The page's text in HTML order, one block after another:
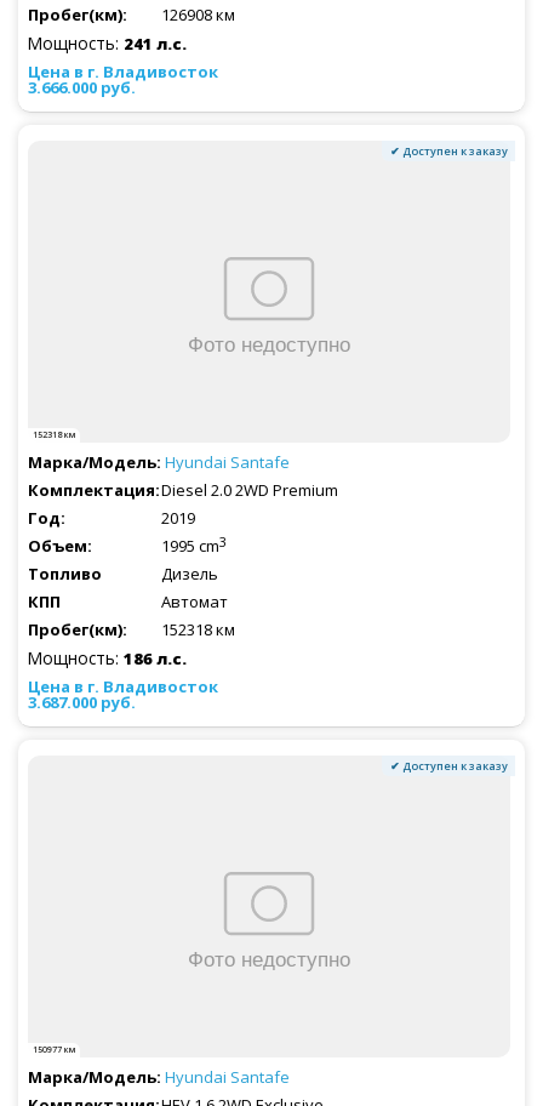
126908 км
Мощность: 241 л.с.
3.666.000 руб.
✔ Доступен к заказу
152318 км
Hyundai Santafe
Diesel 2.0 2WD Premium
2019
1995 cm3
Дизель
Автомат
152318 км
Мощность: 186 л.с.
3.687.000 руб.
✔ Доступен к заказу
150977 км
Hyundai Santafe